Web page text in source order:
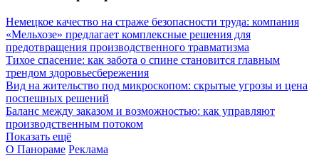
Немецкое качество на страже безопасности труда: компания
«Мельхозе» предлагает комплексные решения для
предотвращения производственного травматизма
Тихое спасение: как забота о спине становится главным
трендом здоровьесбережения
Вид на жительство под микроскопом: скрытые угрозы и цена
поспешных решений
Баланс между заказом и возможностью: как управляют
производственным потоком
Показать ещё
О Панораме Реклама